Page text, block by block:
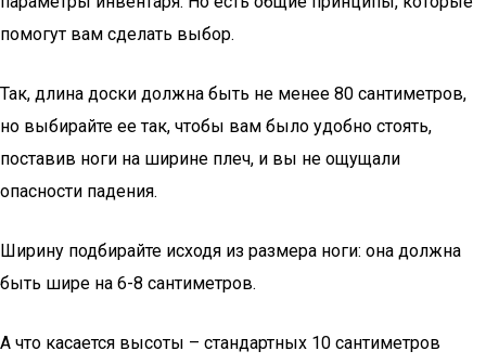
помогут вам сделать выбор.
Так, длина доски должна быть не менее 80 сантиметров,
но выбирайте ее так, чтобы вам было удобно стоять,
поставив ноги на ширине плеч, и вы не ощущали
опасности падения.
Ширину подбирайте исходя из размера ноги: она должна
быть шире на 6-8 сантиметров.
А что касается высоты – стандартных 10 сантиметров